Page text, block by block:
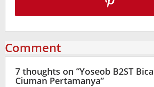
Comment
7 thoughts on “Yoseob B2ST
Ciuman Pertamanya”